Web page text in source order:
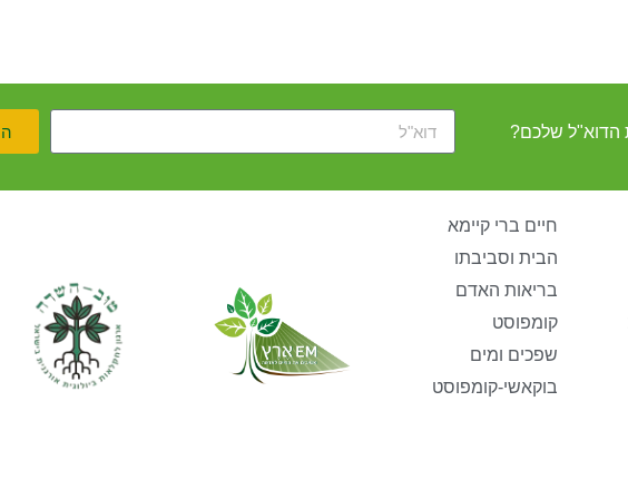
הדוא"ל שלכם?
חיים ברי קיימא
הבית וסביבתו
בריאות האדם
קומפוסט
שפכים ומים
בוקאשי-קומפוסט